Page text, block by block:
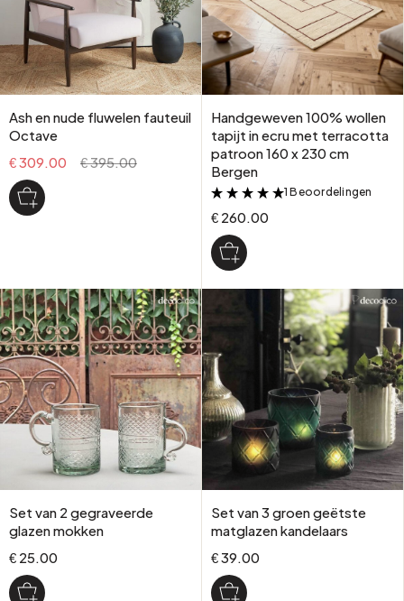
Ash en nude fluwelen fauteuil
Octave
€ 309.00
€ 395.00
Handgeweven 100% wollen
tapijt in ecru met terracotta
patroon 160 x 230 cm
Bergen
&
1 Beoordelingen
€ 260.00
Set van 2 gegraveerde
glazen mokken
€ 25.00
Set van 3 groen geëtste
matglazen kandelaars
€ 39.00